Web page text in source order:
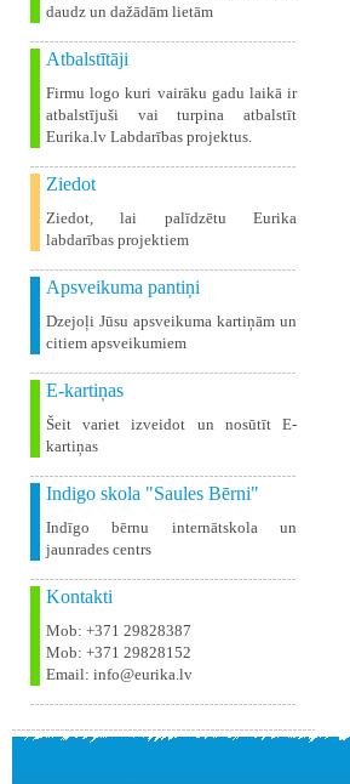
daudz un dažādām lietām
Atbalstītāji
Firmu logo kuri vairāku gadu laikā ir
atbalstījuši vai turpina atbalstīt
Eurika.lv Labdarības projektus.
Ziedot
Ziedot, lai palīdzētu Eurika
labdarības projektiem
Apsveikuma pantiņi
Dzejoļi Jūsu apsveikuma kartiņām un
citiem apsveikumiem
E-kartiņas
Šeit variet izveidot un nosūtīt E-
kartiņas
Indigo skola "Saules Bērni"
Indīgo bērnu internātskola un
jaunrades centrs
Kontakti
Mob: +371 29828387
Mob: +371 29828152
Email: info@eurika.lv